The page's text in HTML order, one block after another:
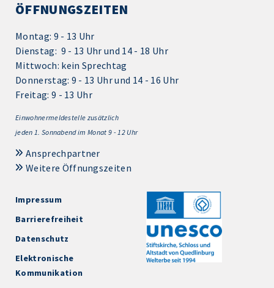
ÖFFNUNGSZEITEN
Montag: 9 - 13 Uhr
Dienstag: 9 - 13 Uhr und 14 - 18 Uhr
Mittwoch: kein Sprechtag
Donnerstag: 9 - 13 Uhr und 14 - 16 Uhr
Freitag: 9 - 13 Uhr
Einwohnermeldestelle zusätzlich
jeden 1. Sonnabend im Monat 9 - 12 Uhr
Ansprechpartner
Weitere Öffnungszeiten
Impressum
Barrierefreiheit
Datenschutz
Elektronische
Kommunikation